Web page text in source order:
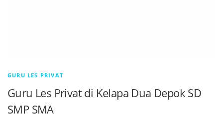
GURU LES PRIVAT
Guru Les Privat di Kelapa Dua Depok SD
SMP SMA